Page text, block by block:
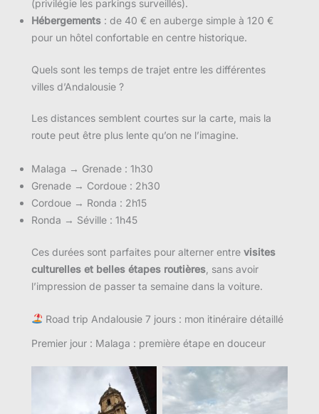
(privilégie les parkings surveillés).
Hébergements : de 40 € en auberge simple à 120 €
pour un hôtel confortable en centre historique.
Quels sont les temps de trajet entre les différentes
villes d’Andalousie ?
Les distances semblent courtes sur la carte, mais la
route peut être plus lente qu’on ne l’imagine.
Malaga → Grenade : 1h30
Grenade → Cordoue : 2h30
Cordoue → Ronda : 2h15
Ronda → Séville : 1h45
Ces durées sont parfaites pour alterner entre visites
culturelles et belles étapes routières , sans avoir
l’impression de passer ta semaine dans la voiture.
Road trip Andalousie 7 jours : mon itinéraire détaillé
Premier jour : Malaga : première étape en douceur